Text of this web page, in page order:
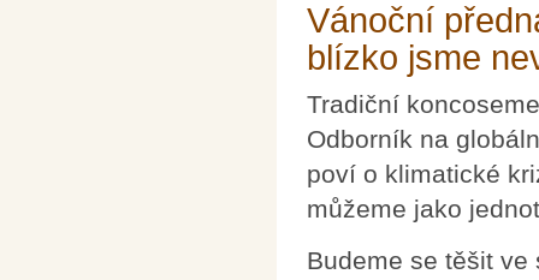
Vánoční
blízko jsme
Tradiční
Odborník na
poví o klimatické
můžeme jako
Budeme se těšit ve